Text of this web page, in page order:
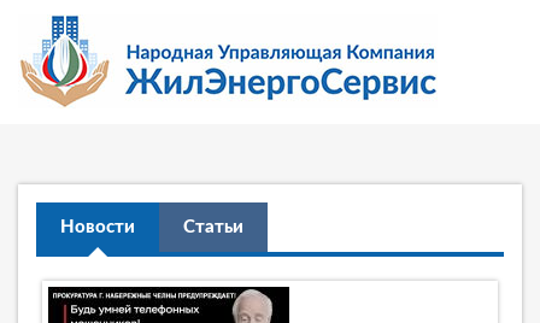
Новости Статьи